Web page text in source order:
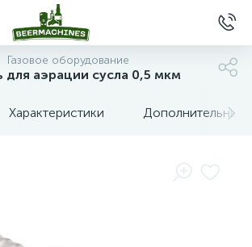
Газовое оборудование
для аэрации сусла 0,5 мкм
Характеристики Дополнительные